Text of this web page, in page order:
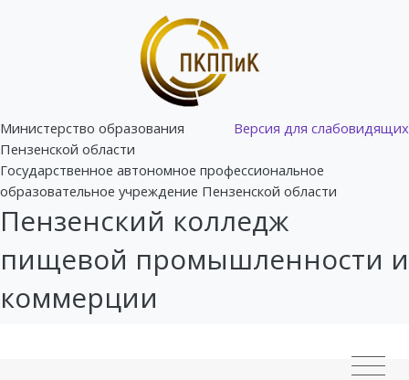
Версия для слабовидящих
Министерство образования
Пензенской области
Государственное автономное профессиональное
образовательное учреждение Пензенской области
Пензенский колледж
пищевой промышленности и
коммерции